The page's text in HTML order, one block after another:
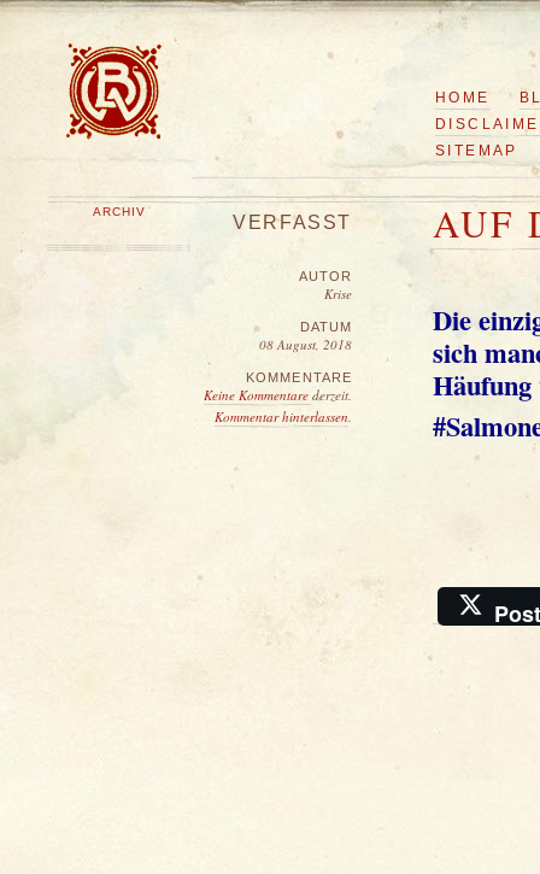
HOME
SITEMAP
ARCHIV
VERFASST
AUTOR
Krise
DATUM
08 August, 2018
KOMMENTARE
Keine Kommentare derzeit.
Kommentar hinterlassen.
AUF
Die
sich
Post